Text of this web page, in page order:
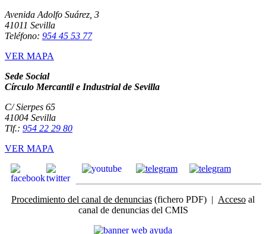
Avenida Adolfo Suárez, 3
41011 Sevilla
Teléfono: 954 45 53 77
VER MAPA
Sede Social
Círculo Mercantil e Industrial de Sevilla
C/ Sierpes 65
41004 Sevilla
Tlf.: 954 22 29 80
VER MAPA
Procedimiento del canal de denuncias (fichero PDF) | Acceso al
canal de denuncias del CMIS